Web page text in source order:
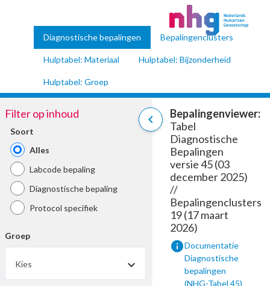
Diagnostische bepalingen Bepalingenclusters
Hulptabel: Materiaal Hulptabel: Bijzonderheid
Hulptabel: Groep
chevron_left
Filter op inhoud
Soort
Alles
Labcode bepaling
Diagnostische bepaling
Protocol specifiek
Groep
Kies
Bepalingenviewer:
Tabel
Diagnostische
Bepalingen
versie 45 (03
december 2025)
//
Bepalingenclusters
19 (17 maart
2026)
infoDocumentatie
Diagnostische
bepalingen
(NHG-Tabel 45)